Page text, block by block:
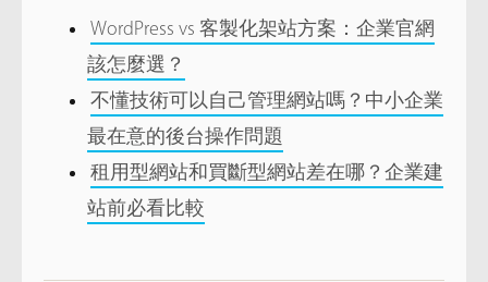
WordPress vs 客製化架站方案：企業官網
該怎麼選？
不懂技術可以自己管理網站嗎？中小企業
最在意的後台操作問題
租用型網站和買斷型網站差在哪？企業建
站前必看比較